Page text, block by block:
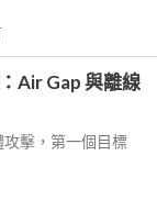
Air Gap 與離線
擊，第一個目標